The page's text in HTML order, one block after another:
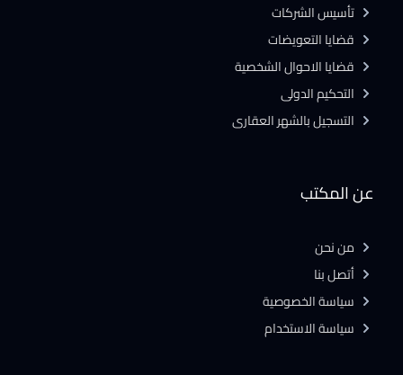
عن المكتب
من نحن
أتصل بنا
سياسة الخصوصية
سياسة الاستخدام
تأسيس الشركات
قضايا التعويضات
قضايا الاحوال الشخصية
التحكيم الدولى
التسجيل بالشهر العقارى